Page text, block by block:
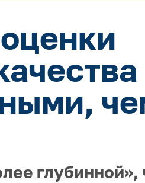
глубинной»,